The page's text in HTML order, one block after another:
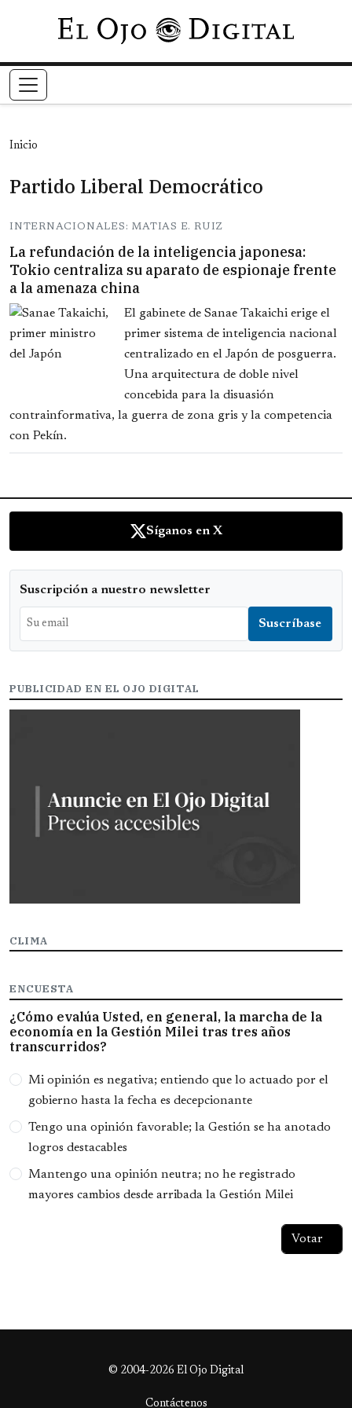
Pasar al contenido principal
Inicio
Partido Liberal Democrático
INTERNACIONALES: MATIAS E. RUIZ
La refundación de la inteligencia japonesa:
Tokio centraliza su aparato de espionaje frente
a la amenaza china
El gabinete de Sanae Takaichi erige el
primer sistema de inteligencia nacional
centralizado en el Japón de posguerra.
Una arquitectura de doble nivel
concebida para la disuasión
contrainformativa, la guerra de zona gris y la competencia
con Pekín.
Síganos en X
Suscripción a nuestro newsletter
PUBLICIDAD EN EL OJO DIGITAL
CLIMA
ENCUESTA
¿Cómo evalúa Usted, en general, la marcha de la
economía en la Gestión Milei tras tres años
transcurridos?
Opciones
Mi opinión es negativa; entiendo que lo actuado por el
gobierno hasta la fecha es decepcionante
Tengo una opinión favorable; la Gestión se ha anotado
logros destacables
Mantengo una opinión neutra; no he registrado
mayores cambios desde arribada la Gestión Milei
© 2004-2026 El Ojo Digital
Contáctenos